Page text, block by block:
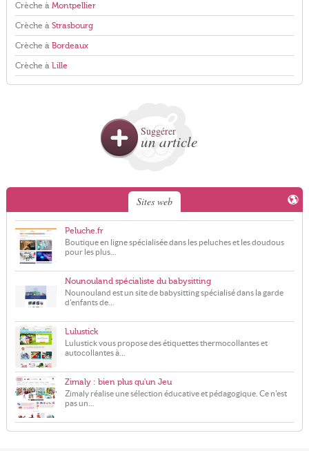
Crèche à Montpellier
Crèche à Strasbourg
Crèche à Bordeaux
Crèche à Lille
Suggérer
un article
Sites web
Peluche.fr
Boutique en ligne spécialisée dans les peluches et les doudous
pour les plus...
Nounouland spécialiste du babysitting
Nounouland est un site de babysitting spécialisé dans la garde
d'enfants de...
Lulustick
Lulustick vous propose des étiquettes thermocollantes et
autocollantes à...
Zimaly : bien plus qu'un Jeu
Zimaly réalise une sélection éducative et pédagogique. Ce n'est
pas un...